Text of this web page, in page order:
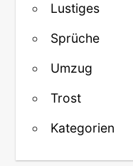
Lustiges
Sprüche
Umzug
Trost
Kategorien